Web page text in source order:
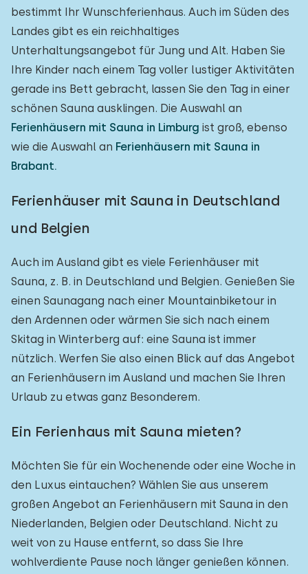
bestimmt Ihr Wunschferienhaus. Auch im Süden des
Landes gibt es ein reichhaltiges
Unterhaltungsangebot für Jung und Alt. Haben Sie
Ihre Kinder nach einem Tag voller lustiger Aktivitäten
gerade ins Bett gebracht, lassen Sie den Tag in einer
schönen Sauna ausklingen. Die Auswahl an
Ferienhäusern mit Sauna in Limburg ist groß, ebenso
wie die Auswahl an Ferienhäusern mit Sauna in
Brabant.
Ferienhäuser mit Sauna in Deutschland
und Belgien
Auch im Ausland gibt es viele Ferienhäuser mit
Sauna, z. B. in Deutschland und Belgien. Genießen Sie
einen Saunagang nach einer Mountainbiketour in
den Ardennen oder wärmen Sie sich nach einem
Skitag in Winterberg auf: eine Sauna ist immer
nützlich. Werfen Sie also einen Blick auf das Angebot
an Ferienhäusern im Ausland und machen Sie Ihren
Urlaub zu etwas ganz Besonderem.
Ein Ferienhaus mit Sauna mieten?
Möchten Sie für ein Wochenende oder eine Woche in
den Luxus eintauchen? Wählen Sie aus unserem
großen Angebot an Ferienhäusern mit Sauna in den
Niederlanden, Belgien oder Deutschland. Nicht zu
weit von zu Hause entfernt, so dass Sie Ihre
wohlverdiente Pause noch länger genießen können.